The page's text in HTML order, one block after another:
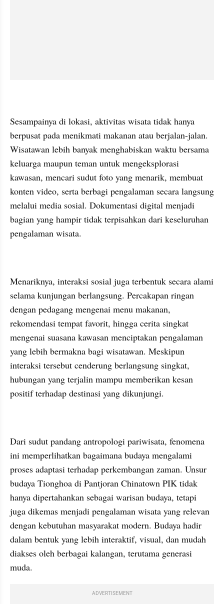
Sesampainya di lokasi, aktivitas wisata tidak hanya
berpusat pada menikmati makanan atau berjalan-jalan.
Wisatawan lebih banyak menghabiskan waktu bersama
keluarga maupun teman untuk mengeksplorasi
kawasan, mencari sudut foto yang menarik, membuat
konten video, serta berbagi pengalaman secara langsung
melalui media sosial. Dokumentasi digital menjadi
bagian yang hampir tidak terpisahkan dari keseluruhan
pengalaman wisata.
Menariknya, interaksi sosial juga terbentuk secara alami
selama kunjungan berlangsung. Percakapan ringan
dengan pedagang mengenai menu makanan,
rekomendasi tempat favorit, hingga cerita singkat
mengenai suasana kawasan menciptakan pengalaman
yang lebih bermakna bagi wisatawan. Meskipun
interaksi tersebut cenderung berlangsung singkat,
hubungan yang terjalin mampu memberikan kesan
positif terhadap destinasi yang dikunjungi.
Dari sudut pandang antropologi pariwisata, fenomena
ini memperlihatkan bagaimana budaya mengalami
proses adaptasi terhadap perkembangan zaman. Unsur
budaya Tionghoa di Pantjoran Chinatown PIK tidak
hanya dipertahankan sebagai warisan budaya, tetapi
juga dikemas menjadi pengalaman wisata yang relevan
dengan kebutuhan masyarakat modern. Budaya hadir
dalam bentuk yang lebih interaktif, visual, dan mudah
diakses oleh berbagai kalangan, terutama generasi
muda.
ADVERTISEMENT